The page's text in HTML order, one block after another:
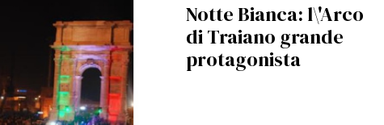
Notte Bianca: l\'Arco
di Traiano grande
protagonista